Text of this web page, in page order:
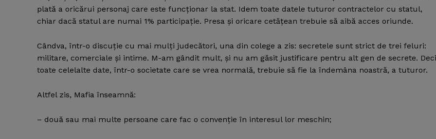
plată a oricărui personaj care este funcţionar la stat. Idem toate datele tuturor contractelor cu statul,
chiar dacă statul are numai 1% participaţie. Presa şi oricare cetăţean trebuie să aibă acces oriunde.
Cândva, într-o discuţie cu mai mulţi judecători, una din colege a zis: secretele sunt strict de trei feluri:
militare, comerciale şi intime. M-am gândit mult, şi nu am găsit justificare pentru alt gen de secrete.
toate celelalte date, într-o societate care se vrea normală, trebuie să fie la îndemâna noastră, a tuturor.
Altfel zis, Mafia înseamnă:
– două sau mai multe persoane care fac o convenţie în interesul lor meschin;